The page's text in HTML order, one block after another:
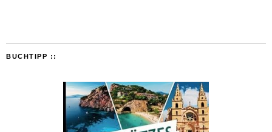
BUCHTIPP ::